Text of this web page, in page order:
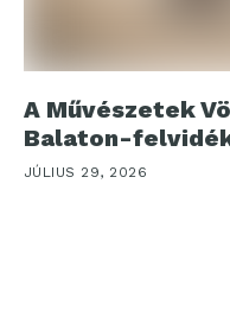
A Művészetek
Balaton-
JÚLIUS 29, 2026